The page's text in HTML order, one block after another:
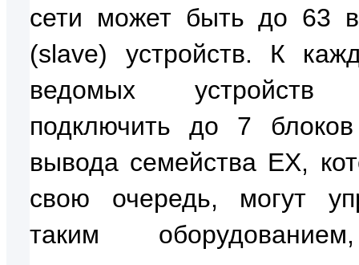
сети может быть до 63
(slave) устройств. К
ведомых устройств
подключить до 7
вывода семейства EX,
свою очередь, могут
таким